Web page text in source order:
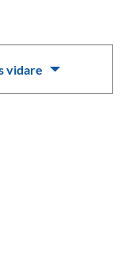
vidare